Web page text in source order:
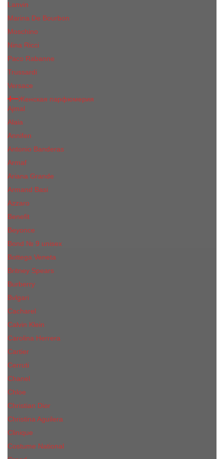
Lanvin
Marina De Bourbon
Moschino
Nina Ricci
Paco Rabanne
Trussardi
Versace
Женская парфюмерия
Ajmal
Alaia
Annifen
Antonio Banderas
Armaf
Ariana Grande
Armand Basi
Azzaro
Benefit
Beyonce
Bond № 9 unisex
Bottega Veneta
Britney Spears
Burberry
Bvlgari
Cacharel
Calvin Klein
Carolina Herrera
Cartier
Cerruti
Сhanеl
Chloe
Christian Dior
Christina Aguilera
Сliniquе
Costume National